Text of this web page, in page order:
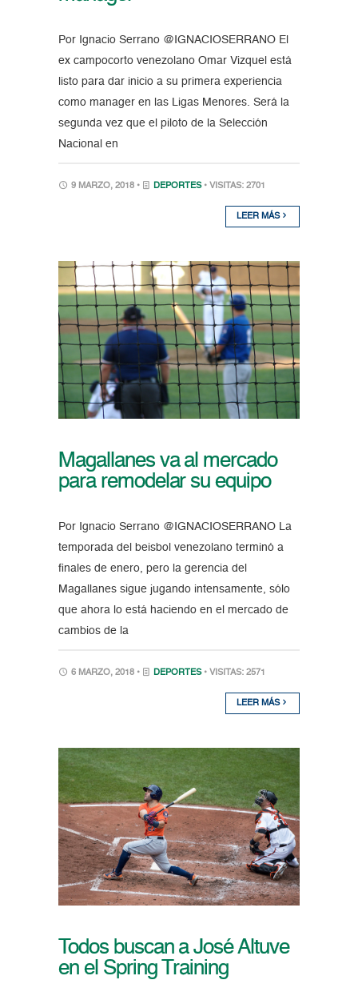
Por Ignacio Serrano @IGNACIOSERRANO El
ex campocorto venezolano Omar Vizquel está
listo para dar inicio a su primera experiencia
como manager en las Ligas Menores. Será la
segunda vez que el piloto de la Selección
Nacional en
9 MARZO, 2018 • DEPORTES • VISITAS: 2701
LEER MÁS
Magallanes va al mercado
para remodelar su equipo
Por Ignacio Serrano @IGNACIOSERRANO La
temporada del beisbol venezolano terminó a
finales de enero, pero la gerencia del
Magallanes sigue jugando intensamente, sólo
que ahora lo está haciendo en el mercado de
cambios de la
6 MARZO, 2018 • DEPORTES • VISITAS: 2571
LEER MÁS
Todos buscan a José Altuve
en el Spring Training